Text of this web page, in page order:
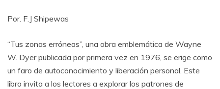
Por. F.J Shipewas
“Tus zonas erróneas”, una obra emblemática de Wayne
W. Dyer publicada por primera vez en 1976, se erige como
un faro de autoconocimiento y liberación personal. Este
libro invita a los lectores a explorar los patrones de